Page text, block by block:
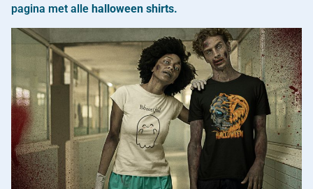
pagina met alle halloween shirts.